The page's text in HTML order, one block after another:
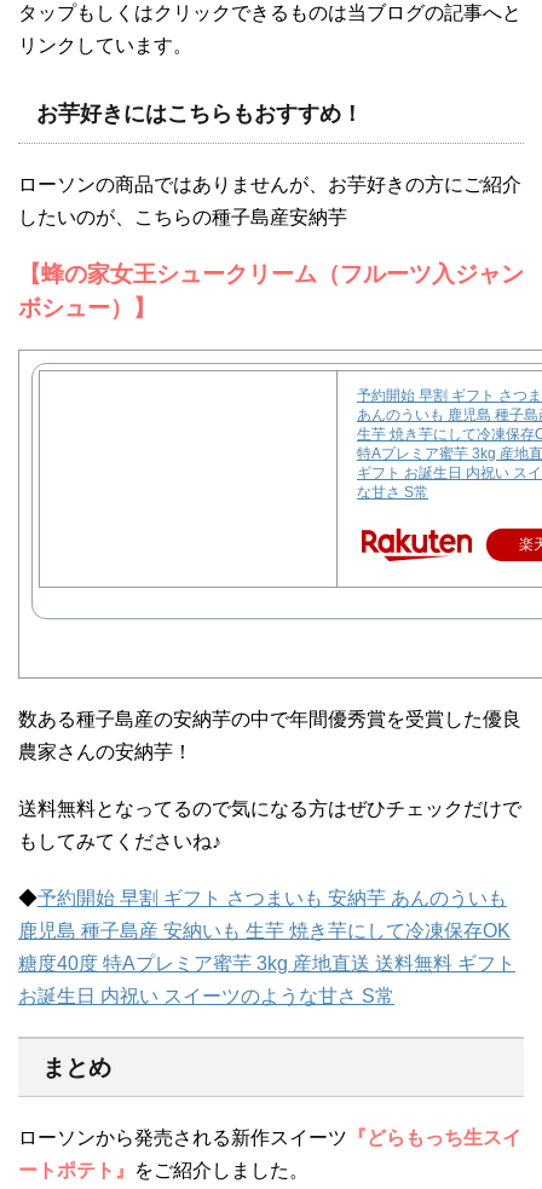
タップもしくはクリックできるものは当ブログの記事へと
リンクしています。
お芋好きにはこちらもおすすめ！
ローソンの商品ではありませんが、お芋好きの方にご紹介
したいのが、こちらの種子島産安納芋
【蜂の家女王シュークリーム（フルーツ入ジャン
ボシュー）】
予約開始 早割 ギフト さつ
あんのういも 鹿児島 種子
生芋 焼き芋にして冷凍保存
特Aプレミア蜜芋 3kg 産地
ギフト お誕生日 内祝い ス
な甘さ S常
楽
数ある種子島産の安納芋の中で年間優秀賞を受賞した優良
農家さんの安納芋！
送料無料となってるので気になる方はぜひチェックだけで
もしてみてくださいね♪
◆予約開始 早割 ギフト さつまいも 安納芋 あんのういも
鹿児島 種子島産 安納いも 生芋 焼き芋にして冷凍保存OK
糖度40度 特Aプレミア蜜芋 3kg 産地直送 送料無料 ギフト
お誕生日 内祝い スイーツのような甘さ S常
まとめ
ローソンから発売される新作スイーツ 『どらもっち生スイ
ートポテト』
をご紹介しました。